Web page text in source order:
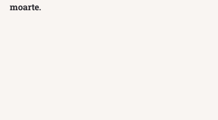
moarte.